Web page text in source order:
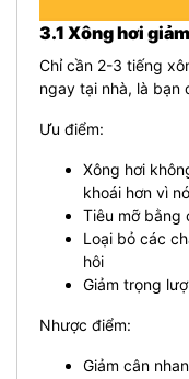
3.1 Xông hơi
Chỉ cần 2-3 tiếng
ngay tại nhà, là bạn
Ưu điểm:
Xông hơi
khoái hơn vì
Tiêu mỡ bằng
Loại bỏ các
hôi
Giảm trọng
Nhược điểm:
Giảm cân